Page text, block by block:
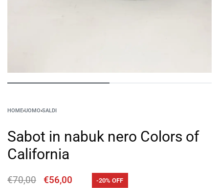
HOME›UOMO›SALDI
Sabot in nabuk nero Colors of
California
€70,00 €56,00 -20% OFF